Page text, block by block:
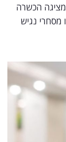
מציגה הכשרה
מסחרי נגיש